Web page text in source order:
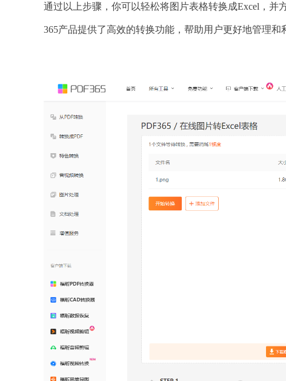
通过以上步骤，你可以轻松将图片表格转换成Excel，并
365产品提供了高效的转换功能，帮助用户更好地管理和